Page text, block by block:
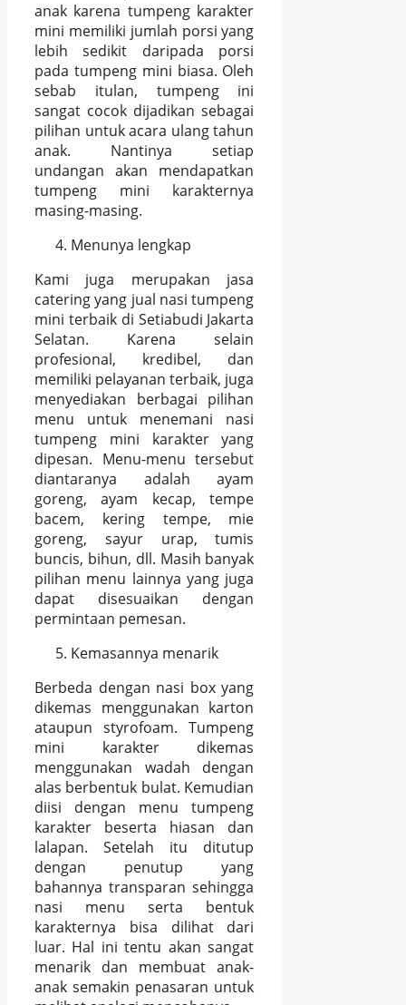
anak karena tumpeng karakter
mini memiliki jumlah porsi yang
lebih sedikit daripada porsi
pada tumpeng mini biasa. Oleh
sebab itulan, tumpeng ini
sangat cocok dijadikan sebagai
pilihan untuk acara ulang tahun
anak. Nantinya setiap
undangan akan mendapatkan
tumpeng mini karakternya
masing-masing.
Menunya lengkap
Kami juga merupakan jasa
catering yang jual nasi tumpeng
mini terbaik di Setiabudi Jakarta
Selatan. Karena selain
profesional, kredibel, dan
memiliki pelayanan terbaik, juga
menyediakan berbagai pilihan
menu untuk menemani nasi
tumpeng mini karakter yang
dipesan. Menu-menu tersebut
diantaranya adalah ayam
goreng, ayam kecap, tempe
bacem, kering tempe, mie
goreng, sayur urap, tumis
buncis, bihun, dll. Masih banyak
pilihan menu lainnya yang juga
dapat disesuaikan dengan
permintaan pemesan.
Kemasannya menarik
Berbeda dengan nasi box yang
dikemas menggunakan karton
ataupun styrofoam. Tumpeng
mini karakter dikemas
menggunakan wadah dengan
alas berbentuk bulat. Kemudian
diisi dengan menu tumpeng
karakter beserta hiasan dan
lalapan. Setelah itu ditutup
dengan penutup yang
bahannya transparan sehingga
nasi menu serta bentuk
karakternya bisa dilihat dari
luar. Hal ini tentu akan sangat
menarik dan membuat anak-
anak semakin penasaran untuk